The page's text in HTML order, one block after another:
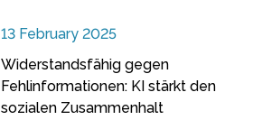
13 February 2025
Widerstandsfähig gegen
Fehlinformationen: KI stärkt den
sozialen Zusammenhalt